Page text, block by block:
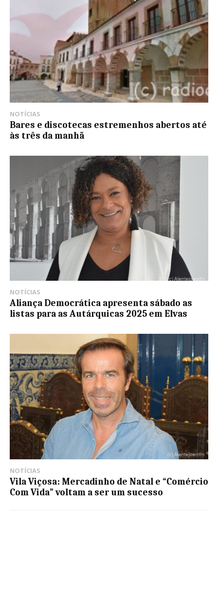
NOTÍCIAS
Bares e discotecas estremenhos abertos até
às três da manhã
NOTÍCIAS
Aliança Democrática apresenta sábado as
listas para as Autárquicas 2025 em Elvas
NOTÍCIAS
Vila Viçosa: Mercadinho de Natal e “Comércio
Com Vida” voltam a ser um sucesso